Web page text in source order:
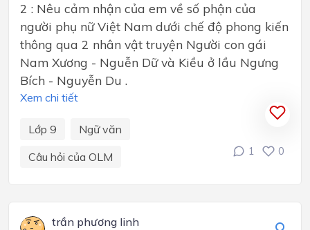
2 : Nêu cảm nhận của em về số phận của
người phụ nữ Việt Nam dưới chế độ phong kiến
thông qua 2 nhân vật truyện Người con gái
Nam Xương - Nguễn Dữ và Kiều ở lầu Ngưng
Bích - Nguyễn Du .
Xem chi tiết
Lớp 9
Ngữ văn
Câu hỏi của OLM
1 0
trần phương linh